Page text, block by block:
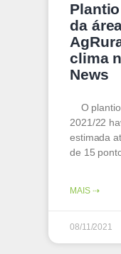
da
clima
News
O plantio
2021/22
estimada
de 15
MAIS ⇢
08/11/2021